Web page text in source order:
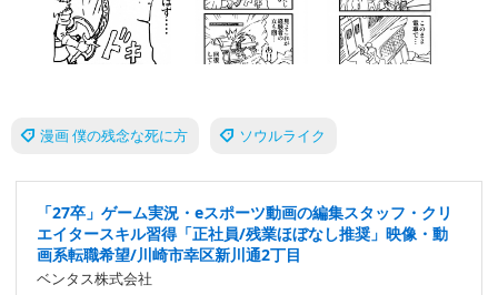
漫画 僕の残念な死に方 ソウルライク
「27卒」ゲーム実況・eスポーツ動画の編集スタッフ・クリ
エイタースキル習得「正社員/残業ほぼなし推奨」映像・動
画系転職希望/川崎市幸区新川通2丁目
ベンタス株式会社